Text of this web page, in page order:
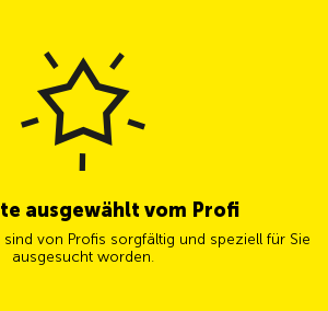
ausgewählt vom Profi
von Profis sorgfältig und speziell für Sie
ausgesucht worden.